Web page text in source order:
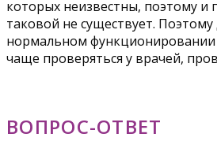
которых неизвестны, поэтому и
таковой не существует.
нормальном функционировании
чаще проверяться у врачей,
ВОПРОС-ОТВЕТ